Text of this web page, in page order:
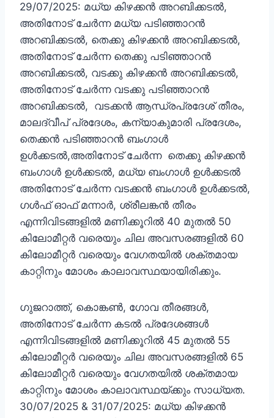
29/07/2025: മധ്യ കിഴക്കൻ അറബിക്കടൽ,
അതിനോട് ചേർന്ന മധ്യ പടിഞ്ഞാറൻ
അറബിക്കടൽ, തെക്കു കിഴക്കൻ അറബിക്കടൽ,
അതിനോട് ചേർന്ന തെക്കു പടിഞ്ഞാറൻ
അറബിക്കടൽ, വടക്കു കിഴക്കൻ അറബിക്കടൽ,
അതിനോട് ചേർന്ന വടക്കു പടിഞ്ഞാറൻ
അറബിക്കടൽ, വടക്കൻ ആന്ധ്രപ്രദേശ് തീരം,
മാലദ്വീപ് പ്രദേശം, കന്യാകുമാരി പ്രദേശം,
തെക്കൻ പടിഞ്ഞാറൻ ബംഗാൾ
ഉൾക്കടൽ,അതിനോട് ചേർന്ന തെക്കു കിഴക്കൻ
ബംഗാൾ ഉൾക്കടൽ, മധ്യ ബംഗാൾ ഉൾക്കടൽ
അതിനോട് ചേർന്ന വടക്കൻ ബംഗാൾ ഉൾക്കടൽ,
ഗൾഫ് ഓഫ് മന്നാർ, ശ്രീലങ്കൻ തീരം
എന്നിവിടങ്ങളിൽ മണിക്കൂറിൽ 40 മുതൽ 50
കിലോമീറ്റർ വരെയും ചില അവസരങ്ങളിൽ 60
കിലോമീറ്റർ വരെയും വേഗതയിൽ ശക്തമായ
കാറ്റിനും മോശം കാലാവസ്ഥയായിരിക്കും.
ഗുജറാത്ത്, കൊങ്കൺ, ഗോവ തീരങ്ങൾ,
അതിനോട് ചേർന്ന കടൽ പ്രദേശങ്ങൾ
എന്നിവിടങ്ങളിൽ മണിക്കൂറിൽ 45 മുതൽ 55
കിലോമീറ്റർ വരെയും ചില അവസരങ്ങളിൽ 65
കിലോമീറ്റർ വരെയും വേഗതയിൽ ശക്തമായ
കാറ്റിനും മോശം കാലാവസ്ഥയ്ക്കും സാധ്യത.
30/07/2025 & 31/07/2025: മധ്യ കിഴക്കൻ